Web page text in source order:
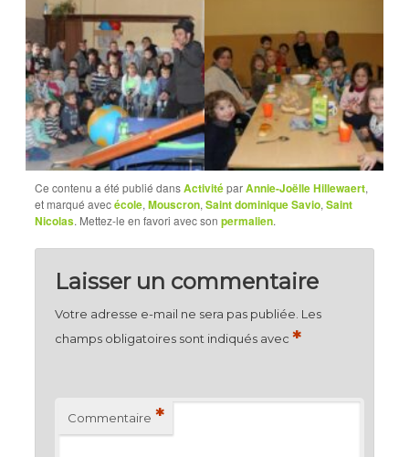
Ce contenu a été publié dansActivitéparAnnie-Joëlle Hillewaert,
et marqué avecécole,Mouscron,Saint dominique Savio,Saint
Nicolas. Mettez-le en favori avec sonpermalien.
Laisser un commentaire
Votre adresse e-mail ne sera pas publiée. Les
champs obligatoires sont indiqués avec*
Commentaire *